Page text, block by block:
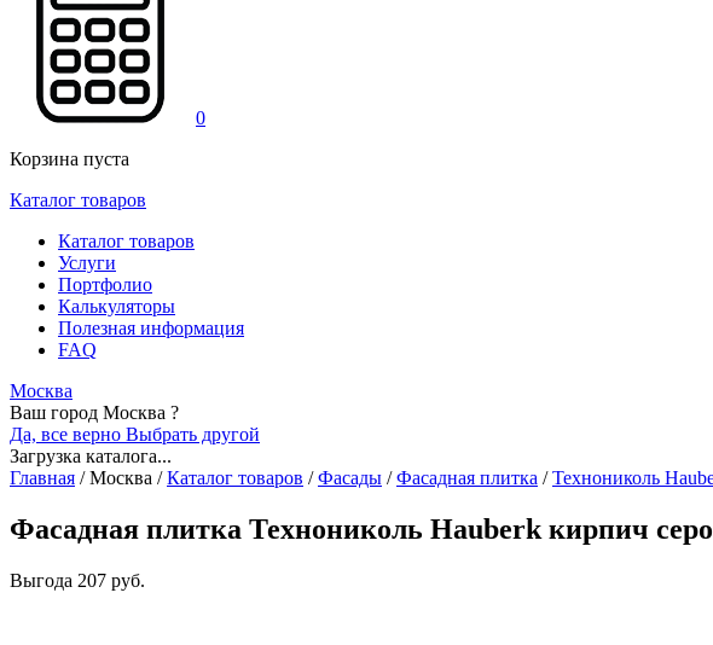
0
Корзина пуста
Каталог товаров
Каталог товаров
Услуги
Портфолио
Калькуляторы
Полезная информация
FAQ
Москва
Ваш город Москва ?
Да, все верно Выбрать другой
Загрузка каталога...
Главная /Москва / Каталог товаров / Фасады / Фасадная плитка / Технониколь
Фасадная плитка Технониколь Hauberk кирпич
Выгода 207 руб.